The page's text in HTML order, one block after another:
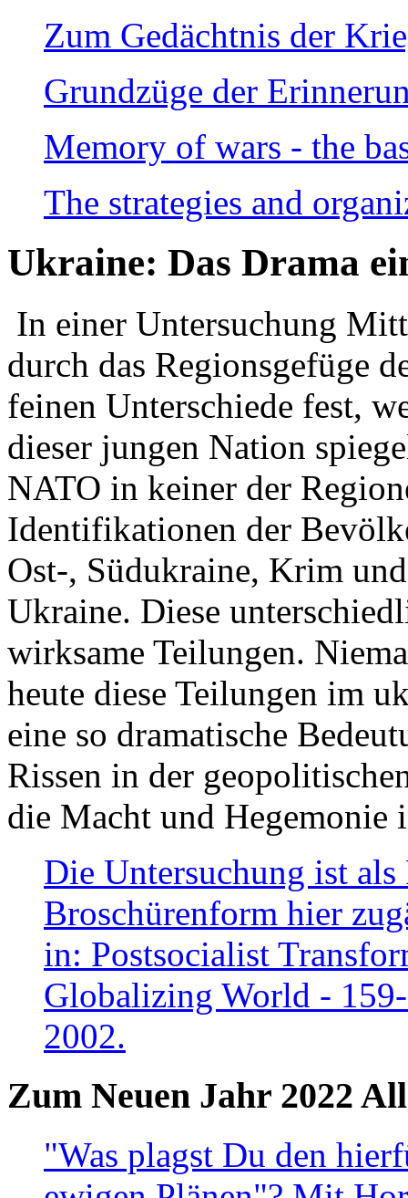
Zum Gedächtnis der
Grundzüge der
Memory of wars - the
The strategies and
Ukraine: Das Drama
In einer Untersuchung
durch das Regionsgefüge
feinen Unterschiede fest,
dieser jungen Nation
NATO in keiner der
Identifikationen der
Ost-, Südukraine, Krim
Ukraine. Diese
wirksame Teilungen.
heute diese Teilungen im
eine so dramatische
Rissen in der
die Macht und Hegemonie
Die Untersuchung ist
Broschürenform hier
in: Postsocialist
Globalizing World -
2002.
Zum Neuen Jahr 2022
"Was plagst Du den